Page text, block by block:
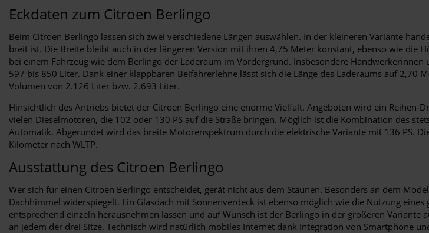
Eckdaten zum Citroen Berlingo
Beim Citroen Berlingo lassen sich zwei verschiedene Längen auswählen. In der kleineren Variante
breit ist. Die Breite bleibt auch in der längeren Version mit ihren 4,75 Meter konstant, ebenso wie
bei einem Fahrzeug wie dem Berlingo der Laderaum im Vordergrund. Insbesondere
597 bis 850 Liter. Dank einer klappbaren Beifahrerlehne lässt sich die Länge des Laderaums auf 2,70
Volumen von 2.126 Liter bzw. 2.693 Liter.
Hinsichtlich des Antriebs bietet der Citroen Berlingo eine enorme Vielfalt. Angeboten wird ein
vielen Dieselmotoren, die 102 oder 130 PS auf die Straße bringen. Möglich ist die Kombination des
Automatik. Abgerundet wird das breite Motorenspektrum durch die elektrische Variante mit 136 PS.
Kilometer nach WLTP.
Ausstattung des Citroen Berlingo
Wer sich für einen Citroen Berlingo entscheidet, gerät nicht aus dem Staunen. Besonders an dem
Dachhimmel widerspiegelt. Ein Glasdach mit Sonnenverdeck ist ebenso möglich wie die Nutzung
entsprechend einzeln herausnehmen lassen und auf Wunsch ist der Berlingo in der größeren
an jedem der drei Sitze. Technisch wird natürlich mobiles Internet dank Integration von Smartphone